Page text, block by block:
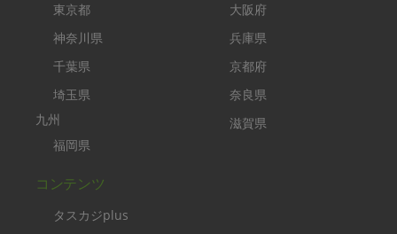
東京都
神奈川県
千葉県
埼玉県
九州
福岡県
大阪府
兵庫県
京都府
奈良県
滋賀県
コンテンツ
タスカジplus